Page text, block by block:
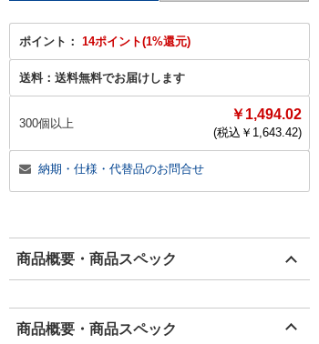
ポイント： 14ポイント(1%還元)
送料： 送料無料でお届けします
300個以上
￥1,494.02
(税込￥ 1,643.42)
納期・仕様・代替品のお問合せ
商品概要・商品スペック
商品概要・商品スペック